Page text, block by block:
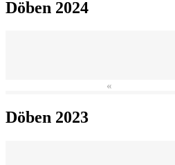
Döben 2024
«
Döben 2023